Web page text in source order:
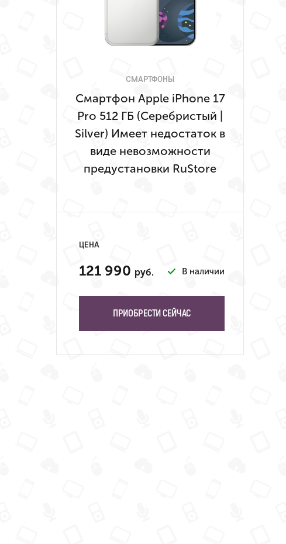
СМАРТФОНЫ
Смартфон Apple iPhone 17
Pro 512 ГБ (Серебристый |
Silver) Имеет недостаток в
виде невозможности
предустановки RuStore
ЦЕНА
121 990 руб. В наличии
ПРИОБРЕСТИ СЕЙЧАС